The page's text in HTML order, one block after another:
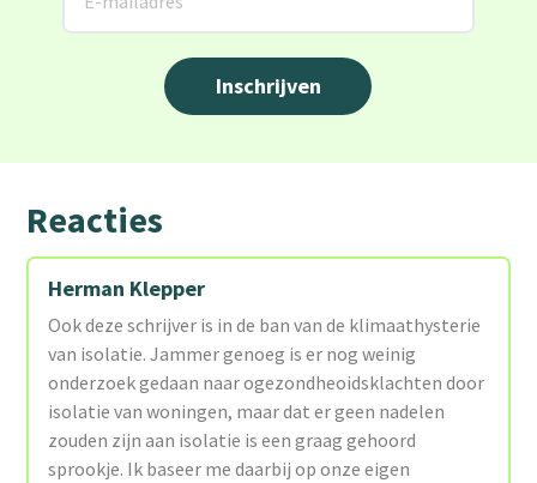
Reacties
Herman Klepper
Ook deze schrijver is in de ban van de klimaathysterie
van isolatie. Jammer genoeg is er nog weinig
onderzoek gedaan naar ogezondheoidsklachten door
isolatie van woningen, maar dat er geen nadelen
zouden zijn aan isolatie is een graag gehoord
sprookje. Ik baseer me daarbij op onze eigen